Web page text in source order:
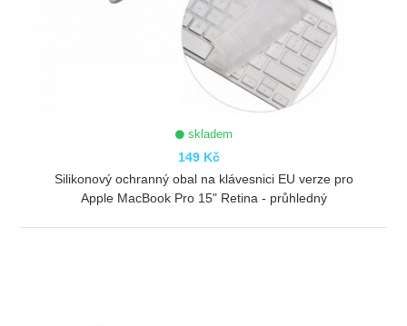
skladem
149 Kč
Silikonový ochranný obal na klávesnici EU verze pro
Apple MacBook Pro 15" Retina - průhledný